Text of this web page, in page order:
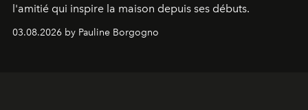
l'amitié qui inspire la maison depuis ses débuts.
03.08.2026 by Pauline Borgogno